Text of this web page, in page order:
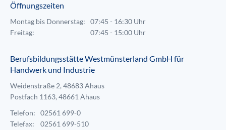
Öffnungszeiten
Montag bis Donnerstag:
07:45 - 16:30 Uhr
Freitag:
07:45 - 15:00 Uhr
Berufsbildungsstätte Westmünsterland GmbH für
Handwerk und Industrie
Weidenstraße 2, 48683 Ahaus
Postfach 1163, 48661 Ahaus
Telefon:
02561 699-0
Telefax:
02561 699-510